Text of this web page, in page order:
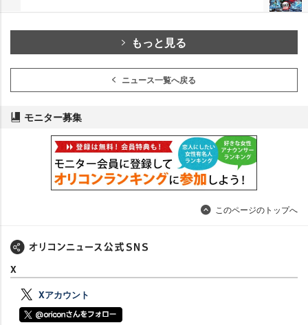
もっと見る
ニュース一覧へ戻る
モニター募集
このページのトップへ
X
Xアカウント